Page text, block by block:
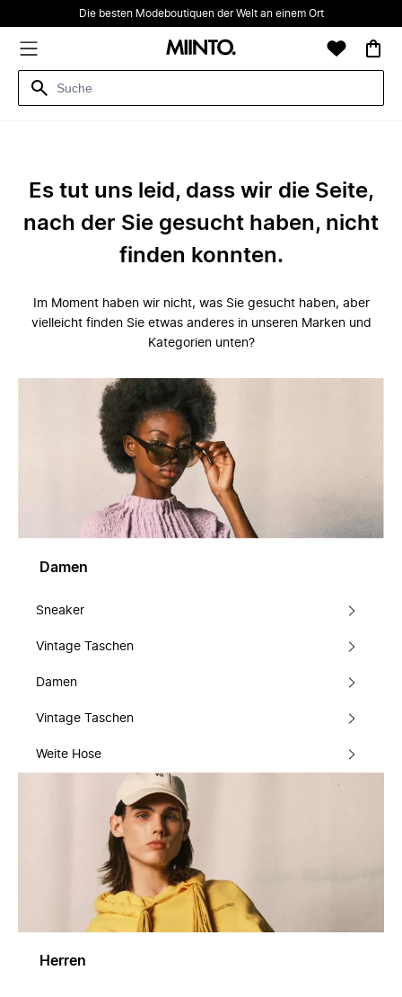
Die besten Modeboutiquen der Welt an einem Ort
Es tut uns leid, dass wir die Seite,
nach der Sie gesucht haben, nicht
finden konnten.
Im Moment haben wir nicht, was Sie gesucht haben, aber
vielleicht finden Sie etwas anderes in unseren Marken und
Kategorien unten?
Damen
Sneaker
Vintage Taschen
Damen
Vintage Taschen
Weite Hose
Herren